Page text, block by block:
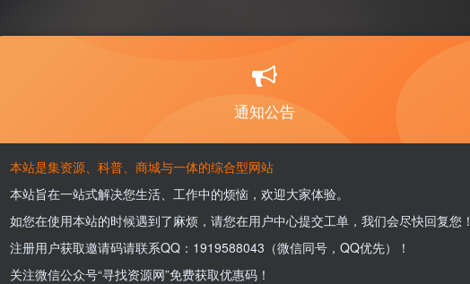
2年前回复
只有5个，为何数量越来越少
发布 ￥3
通知公告
本站是集资源、科普、商城与一体的综合型网站
本站旨在一站式解决您生活、工作中的烦恼，欢迎大家体验。
如您在使用本站的时候遇到了麻烦，请您在用户中心提交工单，我们会尽快回复您！
注册用户获取邀请码请联系QQ：1919588043（微信同号，QQ优先）！
关注微信公众号“寻找资源网”免费获取优惠码！